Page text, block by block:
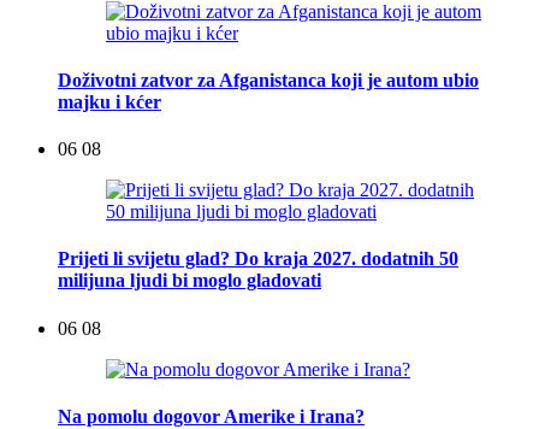
Doživotni zatvor za Afganistanca koji je autom ubio
majku i kćer
06 08
Prijeti li svijetu glad? Do kraja 2027. dodatnih 50
milijuna ljudi bi moglo gladovati
06 08
Na pomolu dogovor Amerike i Irana?